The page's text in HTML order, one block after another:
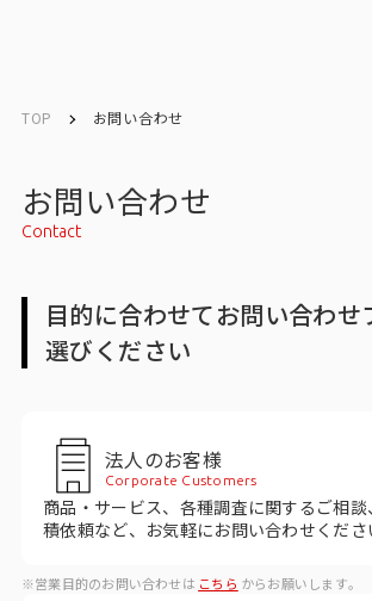
インテージの強み
会社情報トップ
会社概要・所在地
社長メッセージ
TOP お問い合わせ
お問い合わせ
Contact
目的に合わせてお問い合わせ
選びください
法人のお客様
Corporate Customers
商品・サービス、各種調査に関するご相
積依頼など、お気軽にお問い合わせくださ
※営業目的のお問い合わせは こちら からお願いします。